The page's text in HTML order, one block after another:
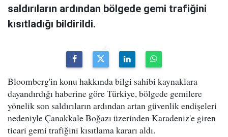
saldırıların ardından bölgede gemi trafiğini
kısıtladığı bildirildi.
Bloomberg'in konu hakkında bilgi sahibi kaynaklara
dayandırdığı haberine göre Türkiye, bölgede gemilere
yönelik son saldırıların ardından artan güvenlik endişeleri
nedeniyle Çanakkale Boğazı üzerinden Karadeniz'e giren
ticari gemi trafiğini kısıtlama kararı aldı.